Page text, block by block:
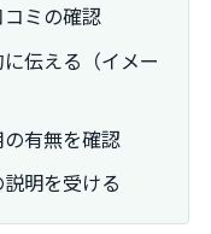
ミの確認
伝える（イメー
有無を確認
明を受ける